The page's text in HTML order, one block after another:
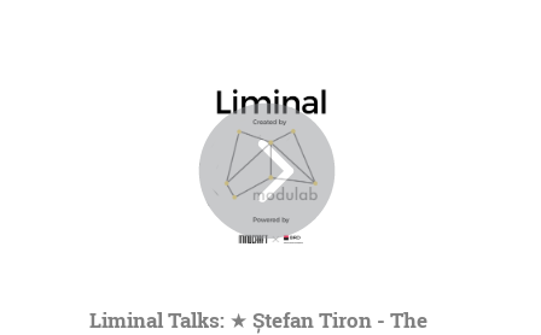
Liminal Talks: ★ Ștefan Tiron - The